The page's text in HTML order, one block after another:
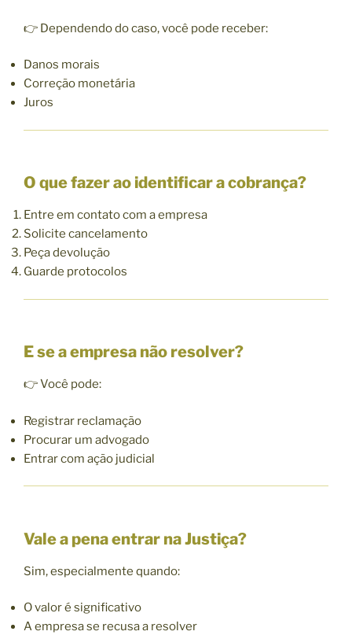
👉 Dependendo do caso, você pode receber:
Danos morais
Correção monetária
Juros
O que fazer ao identificar a cobrança?
Entre em contato com a empresa
Solicite cancelamento
Peça devolução
Guarde protocolos
E se a empresa não resolver?
👉 Você pode:
Registrar reclamação
Procurar um advogado
Entrar com ação judicial
Vale a pena entrar na Justiça?
Sim, especialmente quando:
O valor é significativo
A empresa se recusa a resolver